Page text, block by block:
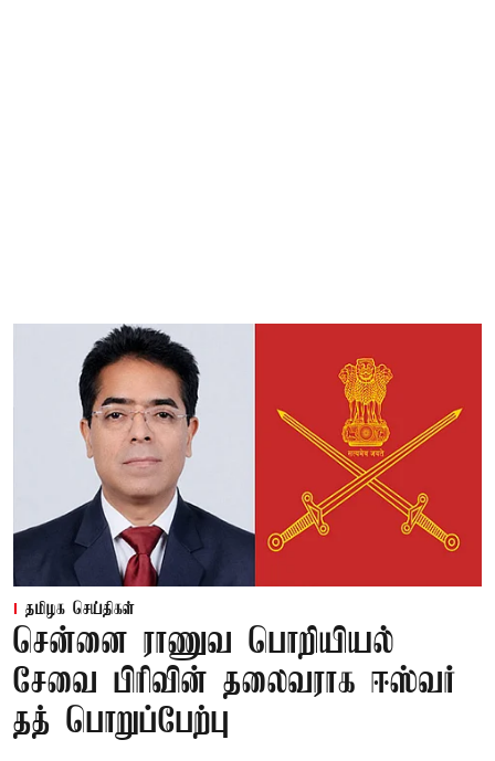
தமிழக செய்திகள்
சென்னை ராணுவ பொறியியல்
சேவை பிரிவின் தலைவராக ஈஸ்வர்
தத் பொறுப்பேற்பு